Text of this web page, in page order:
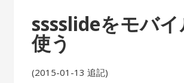
sssslideをモバ
使う
(2015-01-13 追記)